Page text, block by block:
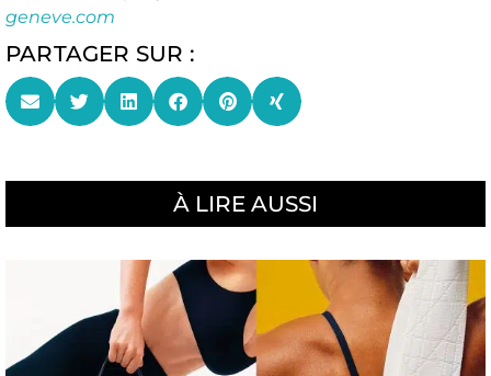
geneve.com
PARTAGER SUR :
À LIRE AUSSI